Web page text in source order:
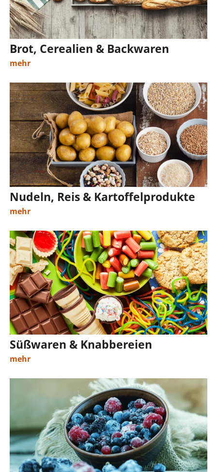
Brot, Cerealien & Backwaren
mehr
Nudeln, Reis & Kartoffelprodukte
mehr
Süßwaren & Knabbereien
mehr